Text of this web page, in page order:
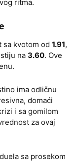
ritma.
sa kvotom od 1.91,
na 3.60. Ove
ima odličnu
domaći
i sa gomilom
za ovaj
sa prosekom